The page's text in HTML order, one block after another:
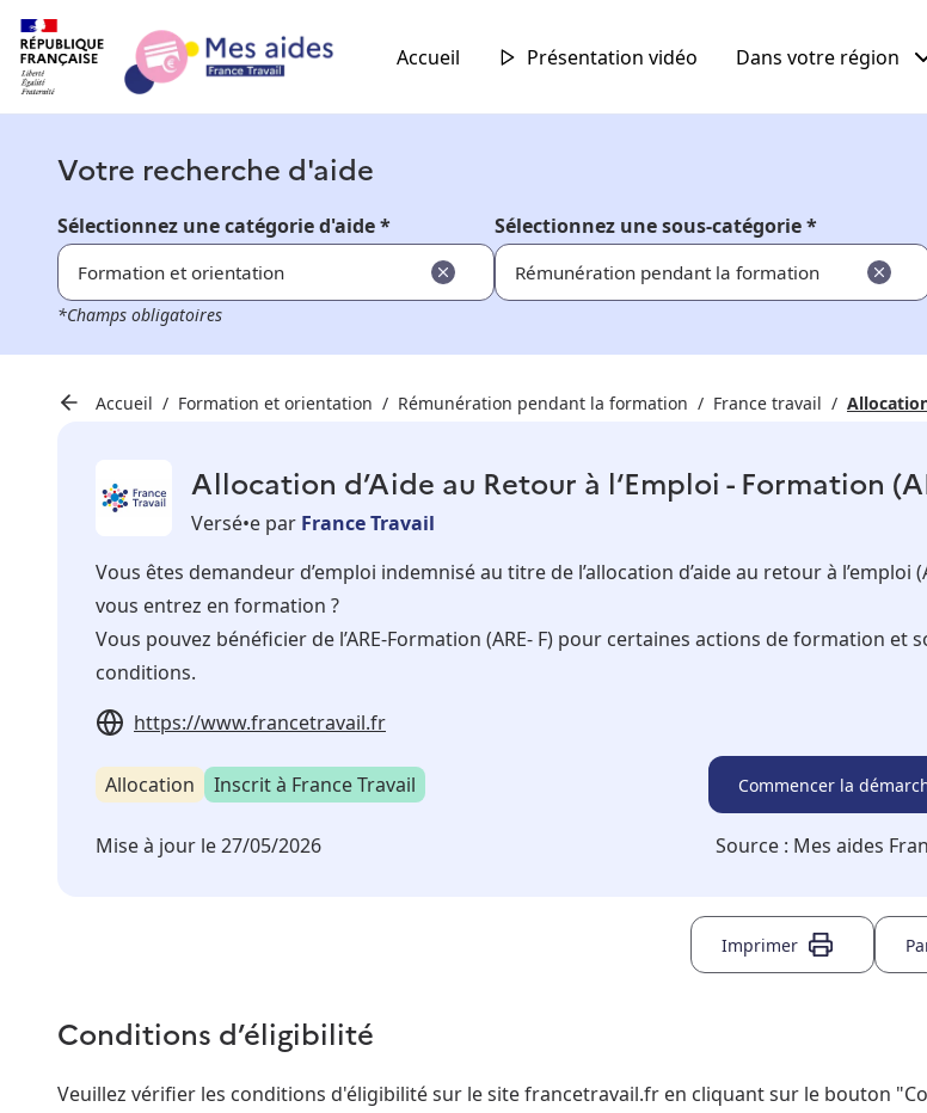
Accueil Présentation vidéo Dans votre région
Votre recherche d'aide
Sélectionnez une catégorie d'aide *
Formation et orientation
Sélectionnez une sous-catégorie *
Rémunération pendant la formation
*Champs obligatoires
Accueil Formation et orientation Rémunération pendant la formation France travail
Allocation d’Aide au Retour à l‘Emploi - Formation
Versé•e par France Travail
Vous êtes demandeur d’emploi indemnisé au titre de l’allocation d’aide au retour à l’emploi
vous entrez en formation ?
Vous pouvez bénéficier de l’ARE-Formation (ARE- F) pour certaines actions de formation et
conditions.
https://www.francetravail.fr
Allocation Inscrit à France Travail Commencer la
Mise à jour le27/05/2026 Source : Mes aides
Imprimer
Conditions d’éligibilité
Veuillez vérifier les conditions d'éligibilité sur le site francetravail.fr en cliquant sur le bouton